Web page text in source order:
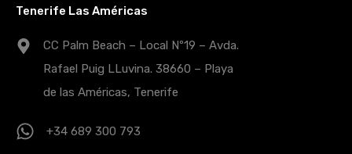
Tenerife Las Américas
CC Palm Beach – Local Nº19 – Avda.
Rafael Puig LLuvina. 38660 – Playa
de las Américas, Tenerife
+34 689 300 793